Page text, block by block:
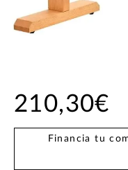
210,30€
Financia tu